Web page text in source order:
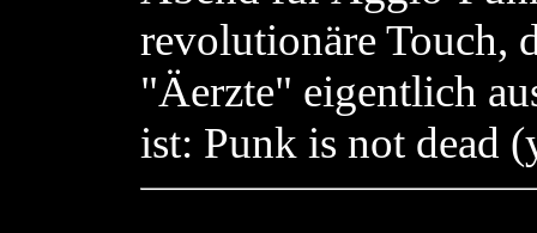
revolutionäre Touch,
"Äerzte" eigentlich
ist: Punk is not dead